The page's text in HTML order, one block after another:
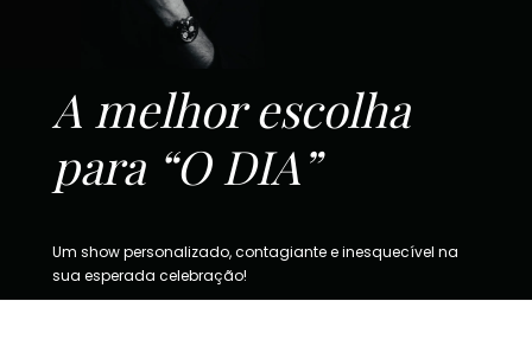
A melhor escolha
para “O DIA”
Um show personalizado, contagiante e inesquecível na
sua esperada celebração!